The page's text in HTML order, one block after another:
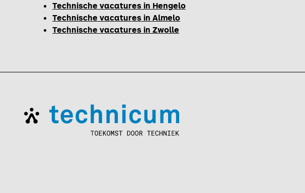
Technische vacatures in Hengelo
Technische vacatures in Almelo
Technische vacatures in Zwolle